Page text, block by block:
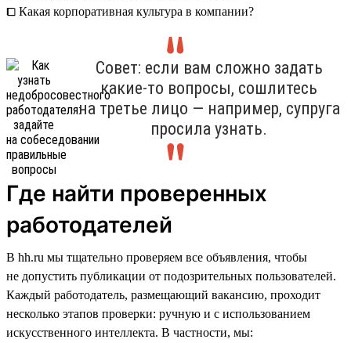
⧠ Какая корпоративная культура в компании?
Совет: если вам сложно задать
какие-то вопросы, сошлитесь
на третье лицо — например, супруга
просила узнать.
Где найти проверенных
работодателей
В hh.ru мы тщательно проверяем все объявления, чтобы
не допустить публикации от подозрительных пользователей.
Каждый работодатель, размещающий вакансию, проходит
несколько этапов проверки: ручную и с использованием
искусственного интеллекта. В частности, мы: